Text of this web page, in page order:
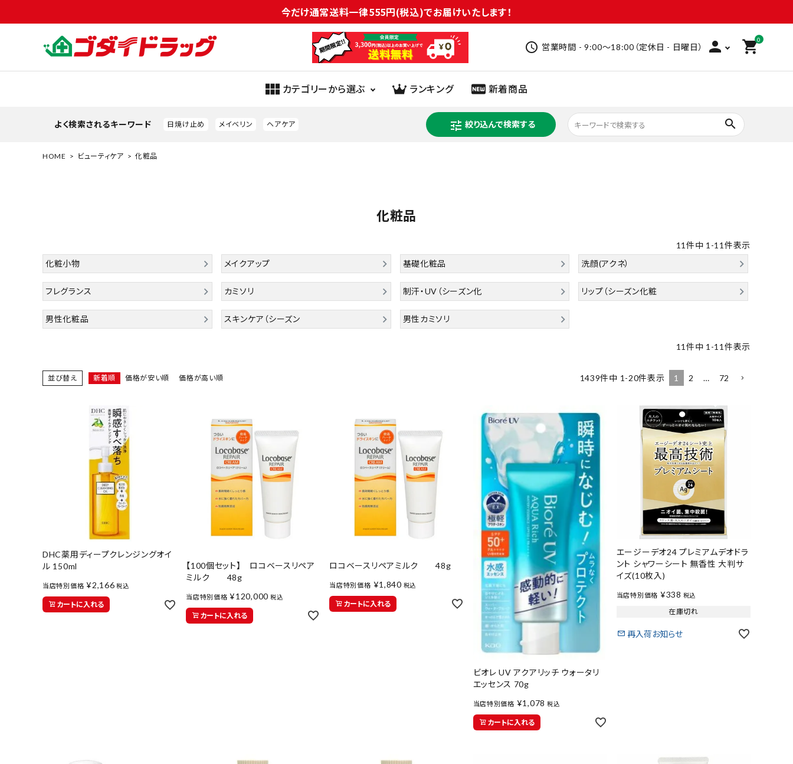
今だけ通常送料一律555円(税込)でお届けいたします！
schedule 営業時間 - 9:00～18:00（定休日 - 日曜日） person 0
shopping_cart
カテゴリーから選ぶ
健康食品 救急衛生用品 ビューティケア ヘアケア
衣料品
米 菓子 パン・シリアル その他
ランキング 新着商品
よく検索されるキーワード 日焼け止め メイベリン ヘアケア tune 絞り込んで検索する search
ACCOUNT MENU
ようこそ ゲスト 様
ログイン person 会員登録
医薬品
医薬品に関する注意事項
プライバシーポリシー
HOME ビューティケア 化粧品
化粧品
11 件中 1 -11 件表示
化粧小物
メイクアップ 基礎化粧品 洗顔(アクネ）
フレグランス カミソリ 制汗・UV（シーズン化 リップ（シーズン化粧
男性化粧品 スキンケア（シーズン 男性カミソリ
11 件中 1 -11 件表示
並び替え 新着順 価格が安い順 価格が高い順 1439件中 1 -20件表示 1 2 … 72
DHC薬用ディープクレンジングオイ
ル 150ml
当店特別価格 ¥2,166 税込
カートに入れる
【100個セット】 ロコベースリペア
ミルク 48g
当店特別価格 ¥120,000 税込
カートに入れる
ロコベースリペアミルク 48g
当店特別価格 ¥1,840 税込
カートに入れる
ビオレ UV アクアリッチ ウォータリ
エッセンス 70g
当店特別価格 ¥1,078 税込
カートに入れる
エージーデオ24 プレミアムデオドラ
ント シャワーシート 無香性 大判サ
イズ(10枚入)
当店特別価格 ¥338 税込
在庫切れ
再入荷お知らせ